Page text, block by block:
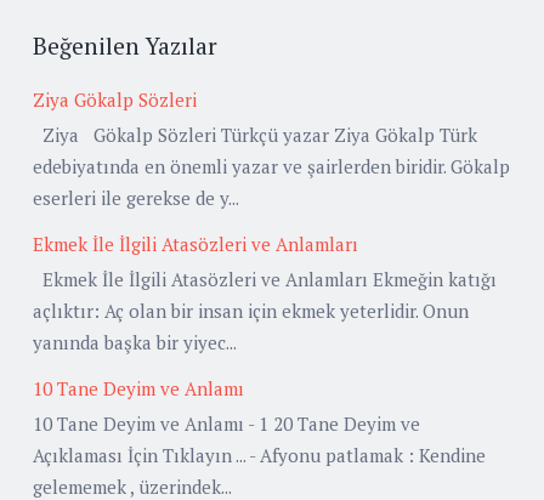
Beğenilen Yazılar
Ziya Gökalp Sözleri
Ziya Gökalp Sözleri Türkçü yazar Ziya Gökalp Türk
edebiyatında en önemli yazar ve şairlerden biridir. Gökalp
eserleri ile gerekse de y...
Ekmek İle İlgili Atasözleri ve Anlamları
Ekmek İle İlgili Atasözleri ve Anlamları Ekmeğin katığı
açlıktır: Aç olan bir insan için ekmek yeterlidir. Onun
yanında başka bir yiyec...
10 Tane Deyim ve Anlamı
10 Tane Deyim ve Anlamı - 1 20 Tane Deyim ve
Açıklaması İçin Tıklayın ... - Afyonu patlamak : Kendine
gelememek , üzerindek...